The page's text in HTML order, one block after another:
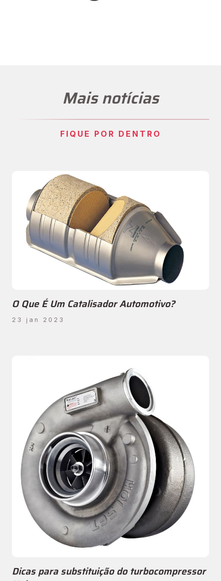
Mais notícias
FIQUE POR DENTRO
O Que É Um Catalisador Automotivo?
23 jan 2023
Dicas para substituição do turbocompressor